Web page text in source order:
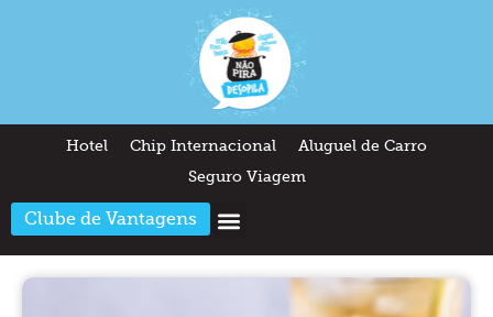
Hotel Chip Internacional
Aluguel de Carro
Seguro Viagem
Clube de Vantagens